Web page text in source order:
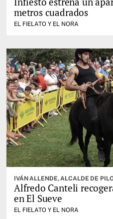
metros cuadrados
EL FIELATO Y EL NORA
IVÁN ALLENDE, ALCALDE DE
Alfredo Canteli
en El Sueve
EL FIELATO Y EL NORA